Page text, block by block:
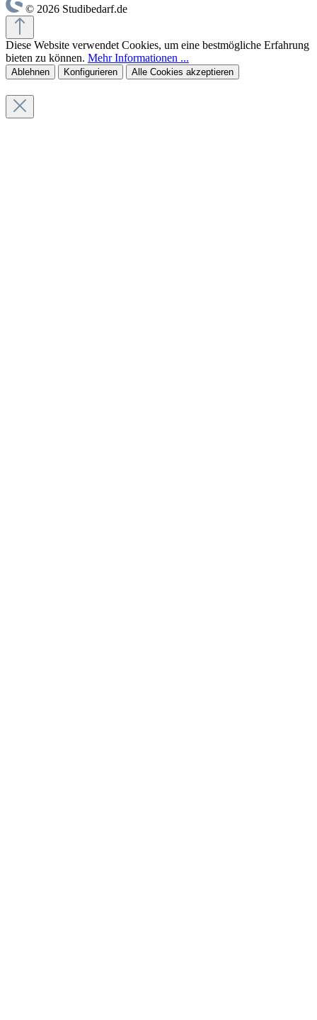
© 2026 Studibedarf.de
Diese Website verwendet Cookies, um eine bestmögliche Erfahrung
bieten zu können. Mehr Informationen ...
Ablehnen Konfigurieren Alle Cookies akzeptieren